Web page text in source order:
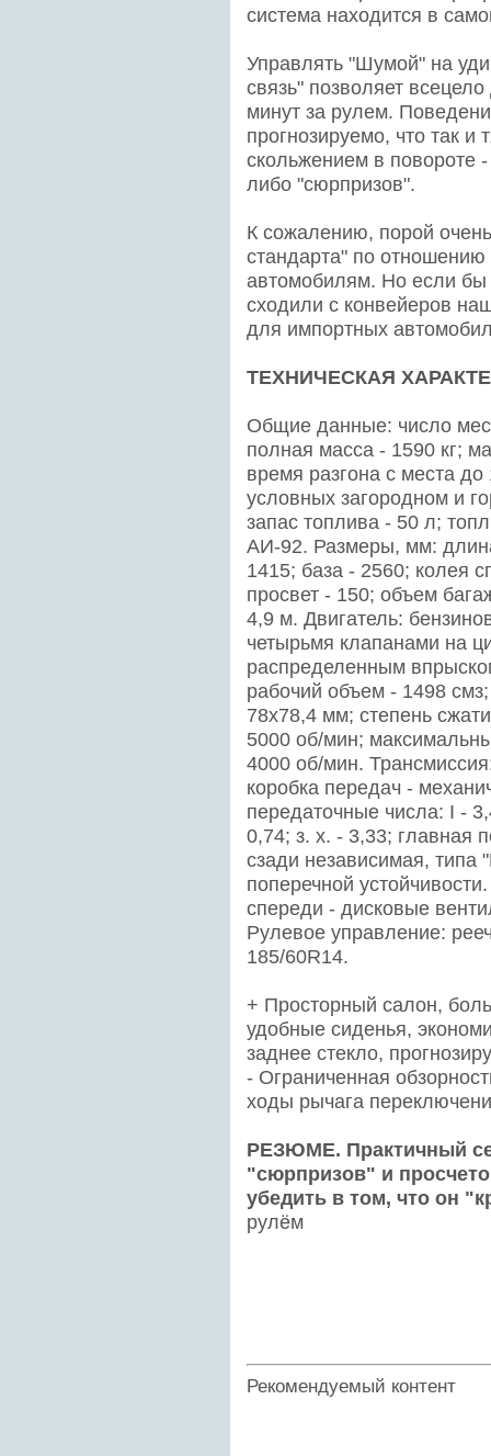
система находится в
Управлять "Шумой" на
связь" позволяет
минут за рулем.
прогнозируемо, что так и
скольжением в повороте
либо "сюрпризов".
К сожалению, порой
стандарта" по
автомобилям. Но если
сходили с конвейеров
для импортных
ТЕХНИЧЕСКАЯ
Общие данные: число
полная масса - 1590 кг;
время разгона с места
условных загородном и
запас топлива - 50 л;
АИ-92. Размеры, мм:
1415; база - 2560; колея
просвет - 150; объем
4,9 м. Двигатель:
четырьмя клапанами на
распределенным
рабочий объем - 1498
78х78,4 мм; степень
5000 об/мин;
4000 об/мин.
коробка передач -
передаточные числа: I -
0,74; з. х. - 3,33; главная
сзади независимая, типа
поперечной
спереди - дисковые
Рулевое управление:
185/60R14.
+ Просторный салон,
удобные сиденья,
заднее стекло,
- Ограниченная
ходы рычага
РЕЗЮМЕ. Практичный
"сюрпризов" и
убедить в том, что он
рулём
Рекомендуемый контент